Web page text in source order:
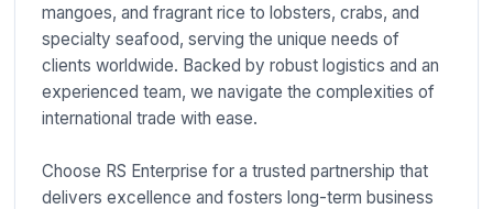
mangoes, and fragrant rice to lobsters, crabs, and
specialty seafood, serving the unique needs of
clients worldwide. Backed by robust logistics and an
experienced team, we navigate the complexities of
international trade with ease.
Choose RS Enterprise for a trusted partnership that
delivers excellence and fosters long-term business